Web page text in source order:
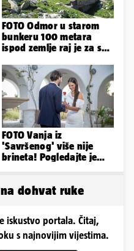
FOTO Odmor u starom
bunkeru 100 metara
ispod zemlje raj je za sva
FOTO Vanja iz
'Savršenog' više nije
brineta! Pogledajte je
dohvat ruke
iskustvo portala. Čitaj,
s najnovijim vijestima.